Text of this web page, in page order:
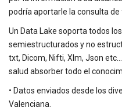
podría aportarle la consulta
Un Data Lake soporta todos
semiestructurados y no
txt, Dicom, Nifti, Xlm, Json
salud absorber todo el
• Datos enviados desde los
Valenciana.